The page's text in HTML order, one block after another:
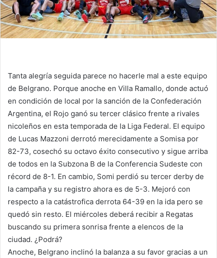
Tanta alegría seguida parece no hacerle mal a este equipo
de Belgrano. Porque anoche en Villa Ramallo, donde actuó
en condición de local por la sanción de la Confederación
Argentina, el Rojo ganó su tercer clásico frente a rivales
nicoleños en esta temporada de la Liga Federal. El equipo
de Lucas Mazzoni derrotó merecidamente a Somisa por
82-73, cosechó su octavo éxito consecutivo y sigue arriba
de todos en la Subzona B de la Conferencia Sudeste con
récord de 8-1. En cambio, Somi perdió su tercer derby de
la campaña y su registro ahora es de 5-3. Mejoró con
respecto a la catástrofica derrota 64-39 en la ida pero se
quedó sin resto. El miércoles deberá recibir a Regatas
buscando su primera sonrisa frente a elencos de la
ciudad. ¿Podrá?
Anoche, Belgrano inclinó la balanza a su favor gracias a un